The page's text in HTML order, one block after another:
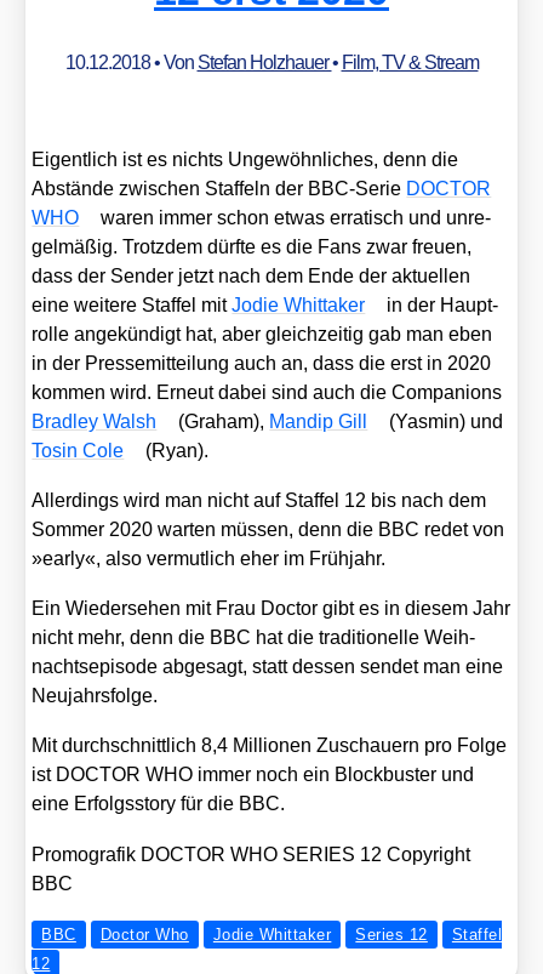
10.12.2018• Von Stefan Holzhauer• Film, TV & Stream
Eigent­lich ist es nichts Unge­wöhn­li­ches, denn die
Abstän­de zwi­schen Staf­feln der BBC-Serie DOCTOR
WHO
waren immer schon etwas erra­tisch und unre­
gel­mä­ßig. Trotz­dem dürf­te es die Fans zwar freu­en,
dass der Sen­der jetzt nach dem Ende der aktu­el­len
eine wei­te­re Staf­fel mitJodie Whit­taker
in der Haupt­
rol­le ange­kün­digt hat, aber gleich­zei­tig gab man eben
in der Pres­se­mit­tei­lung auch an, dass die erst in 2020
kom­men wird. Erneut dabei sind auch die Com­pa­n­ions
Brad­ley Walsh
(Gra­ham), Man­dip Gill
(Yas­min) und
Tosin Cole
(Ryan).
Aller­dings wird man nicht auf Staf­fel 12 bis nach dem
Som­mer 2020 war­ten müs­sen, denn die BBC redet von
»ear­ly«, also ver­mut­lich eher im Früh­jahr.
Ein Wie­der­se­hen mit Frau Doc­tor gibt es in die­sem Jahr
nicht mehr, denn die BBC hat die tra­di­tio­nel­le Weih­
nachts­epi­so­de abge­sagt, statt des­sen sen­det man eine
Neu­jahrs­fol­ge.
Mit durch­schnitt­lich 8,4 Mil­lio­nen Zuschau­ern pro Fol­ge
ist DOCTOR WHO immer noch ein Block­bus­ter und
eine Erfolgs­sto­ry für die BBC.
Pro­mo­gra­fik DOCTOR WHO SERIES 12 Copy­right
BBC
BBC Doctor Who Jodie Whittaker Series 12
Staffel
12